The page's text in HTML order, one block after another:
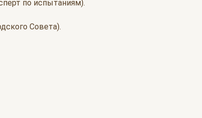
по испытаниям).
Совета).